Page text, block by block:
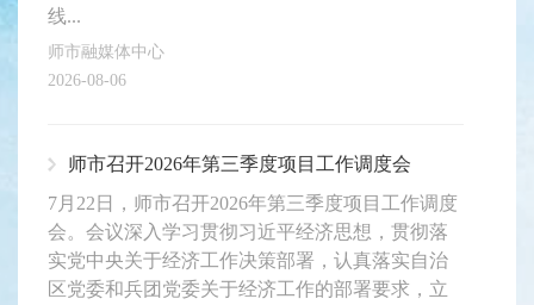
线...
师市融媒体中心
2026-08-06
师市召开2026年第三季度项目工作调度会
7月22日，师市召开2026年第三季度项目工作调度
会。会议深入学习贯彻习近平经济思想，贯彻落
实党中央关于经济工作决策部署，认真落实自治
区党委和兵团党委关于经济工作的部署要求，立